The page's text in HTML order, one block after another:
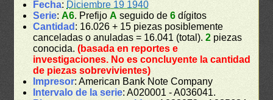
Fecha: Diciembre 19 1940
Serie:A6. PrefijoA seguido de6 dígitos
Cantidad : 16.026 + 15 piezas posiblemente
canceladas o anuladas = 16.041 (total).2 piezas
conocida.(basada en reportes e
investigaciones. No es concluyente la cantidad
de piezas sobrevivientes)
Impresor: American Bank Note Company
Intervalo de la serie: A020001 - A036041.